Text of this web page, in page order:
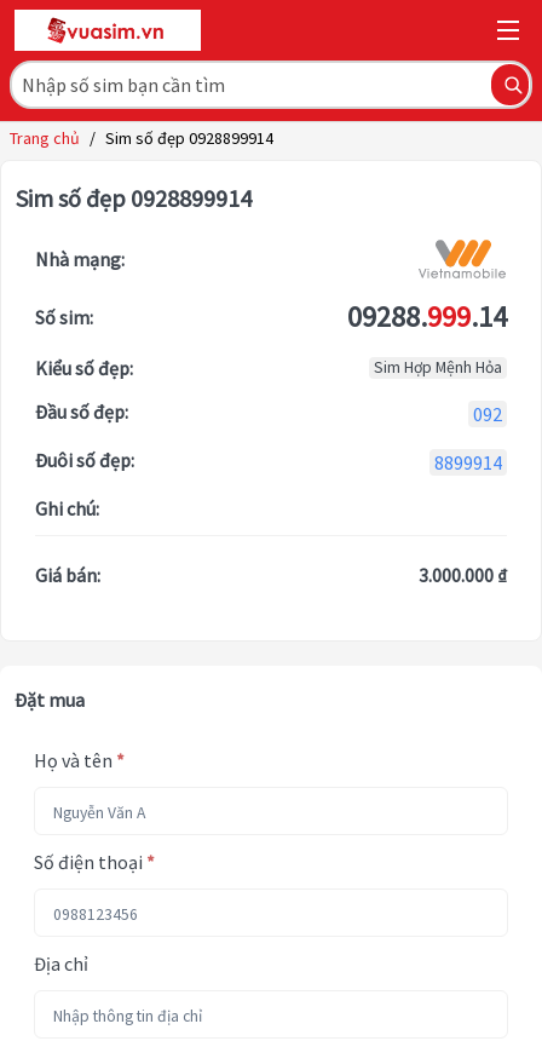
Trang chủ / Sim số đẹp 0928899914
Sim số đẹp 0928899914
Nhà mạng:
Số sim: 09288.999.14
Kiểu số đẹp: Sim Hợp Mệnh Hỏa
Đầu số đẹp:
092
Đuôi số đẹp:
8899914
Ghi chú:
Giá bán: 3.000.000 ₫
Đặt mua
Họ và tên *
Số điện thoại *
Địa chỉ